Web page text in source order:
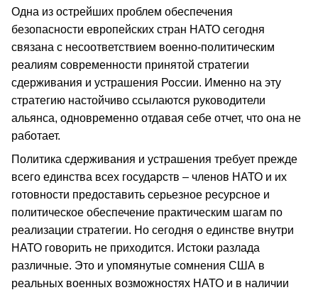
Одна из острейших проблем обеспечения
безопасности европейских стран НАТО сегодня
связана с несоответствием военно-политическим
реалиям современности принятой стратегии
сдерживания и устрашения России. Именно на эту
стратегию настойчиво ссылаются руководители
альянса, одновременно отдавая себе отчет, что она не
работает.
Политика сдерживания и устрашения требует прежде
всего единства всех государств – членов НАТО и их
готовности предоставить серьезное ресурсное и
политическое обеспечение практическим шагам по
реализации стратегии. Но сегодня о единстве внутри
НАТО говорить не приходится. Истоки разлада
различные. Это и упомянутые сомнения США в
реальных военных возможностях НАТО и в наличии